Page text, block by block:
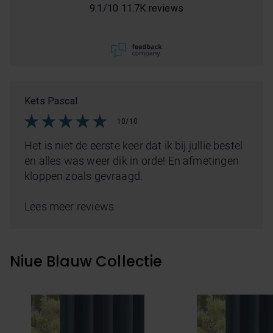
9.1 /10 11.7K reviews
Kets Pascal
10/10
Het is niet de eerste keer dat ik bij jullie bestel
en alles was weer dik in orde! En afmetingen
kloppen zoals gevraagd.
Lees meer reviews
Niue Blauw Collectie